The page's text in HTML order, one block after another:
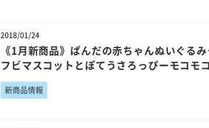
2018/01/24
《1月新商品》ぱんだの赤ちゃんぬいぐる
フビマスコットとぽてうさろっぴーモコモ
新商品情報